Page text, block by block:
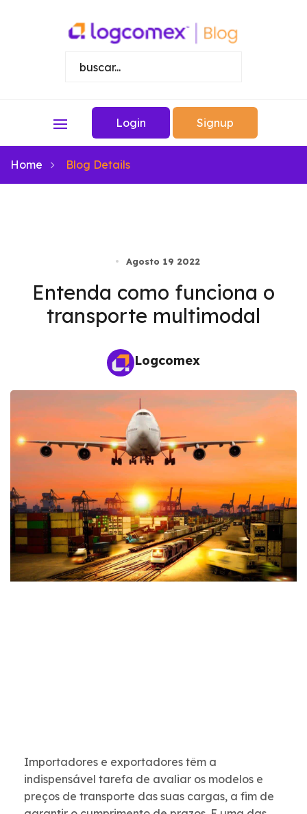
Login Signup
Home Blog Details
Agosto 19 2022
Entenda como funciona o
transporte multimodal
Logcomex
Importadores e exportadores têm a
indispensável tarefa de avaliar os modelos e
preços de transporte das suas cargas, a fim de